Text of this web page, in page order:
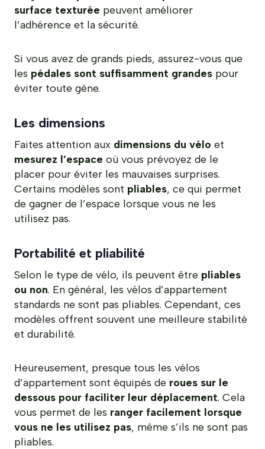
surface texturée peuvent améliorer
l’adhérence et la sécurité.
Si vous avez de grands pieds, assurez-vous que
les pédales sont suffisamment grandes pour
éviter toute gêne.
Les dimensions
Faites attention aux dimensions du vélo et
mesurez l’espace où vous prévoyez de le
placer pour éviter les mauvaises surprises.
Certains modèles sont pliables, ce qui permet
de gagner de l’espace lorsque vous ne les
utilisez pas.
Portabilité et pliabilité
Selon le type de vélo, ils peuvent être pliables
ou non. En général, les vélos d’appartement
standards ne sont pas pliables. Cependant, ces
modèles offrent souvent une meilleure stabilité
et durabilité.
Heureusement, presque tous les vélos
d’appartement sont équipés de roues sur le
dessous pour faciliter leur déplacement. Cela
vous permet de les ranger facilement lorsque
vous ne les utilisez pas, même s’ils ne sont pas
pliables.